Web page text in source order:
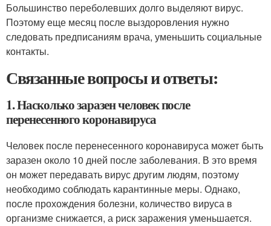
Большинство переболевших долго выделяют вирус.
Поэтому еще месяц после выздоровления нужно
следовать предписаниям врача, уменьшить социальные
контакты.
Связанные вопросы и ответы:
1. Насколько заразен человек после
перенесенного коронавируса
Человек после перенесенного коронавируса может быть
заразен около 10 дней после заболевания. В это время
он может передавать вирус другим людям, поэтому
необходимо соблюдать карантинные меры. Однако,
после прохождения болезни, количество вируса в
организме снижается, а риск заражения уменьшается.